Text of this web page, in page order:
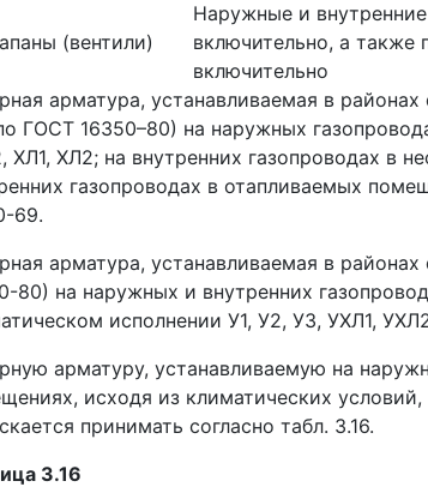
(вентили)
Наружные и
включительно, а
включительно
арматура, устанавливаемая в
ГОСТ 16350–80) на наружных
ХЛ1, ХЛ2; на внутренних газопроводах в
газопроводах в отапливаемых
69.
арматура, устанавливаемая в
80) на наружных и внутренних
исполнении У1, У2, У3, УХЛ1,
арматуру, устанавливаемую на
исходя из климатических
принимать согласно табл. 3.16.
3.16